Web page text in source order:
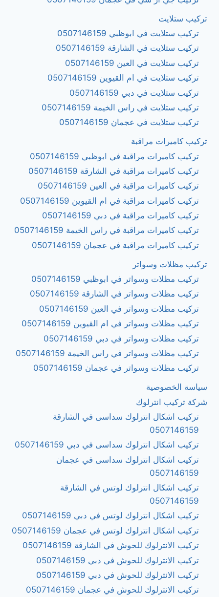
تركيب ستلايت
تركيب ستلايت في ابوظبي 0507146159
تركيب ستلايت في الشارقة 0507146159
تركيب ستلايت في العين 0507146159
تركيب ستلايت في ام القيوين 0507146159
تركيب ستلايت في دبي 0507146159
تركيب ستلايت في راس الخيمة 0507146159
تركيب ستلايت في عجمان 0507146159
تركيب كاميرات مراقبة
تركيب كاميرات مراقبة في ابوظبي 0507146159
تركيب كاميرات مراقبة في الشارقة 0507146159
تركيب كاميرات مراقبة في العين 0507146159
تركيب كاميرات مراقبة في ام القيوين 0507146159
تركيب كاميرات مراقبة في دبي 0507146159
تركيب كاميرات مراقبة في راس الخيمة 0507146159
تركيب كاميرات مراقبة في عجمان 0507146159
تركيب مظلات وسواتر
تركيب مظلات وسواتر في ابوظبي 0507146159
تركيب مظلات وسواتر في الشارقة 0507146159
تركيب مظلات وسواتر في العين 0507146159
تركيب مظلات وسواتر في ام القيوين 0507146159
تركيب مظلات وسواتر في دبي 0507146159
تركيب مظلات وسواتر في راس الخيمة 0507146159
تركيب مظلات وسواتر في عجمان 0507146159
سياسة الخصوصية
شركة تركيب انترلوك
تركيب اشكال انترلوك سداسى في الشارقة
0507146159
تركيب اشكال انترلوك سداسى في دبي 0507146159
تركيب اشكال انترلوك سداسى في عجمان
0507146159
تركيب اشكال انترلوك لوتس في الشارقة
0507146159
تركيب اشكال انترلوك لوتس في دبي 0507146159
تركيب اشكال انترلوك لوتس في عجمان 0507146159
تركيب الانترلوك للحوش في الشارقة 0507146159
تركيب الانترلوك للحوش في دبي 0507146159
تركيب الانترلوك للحوش في دبي 0507146159
تركيب الانترلوك للحوش في عجمان 0507146159